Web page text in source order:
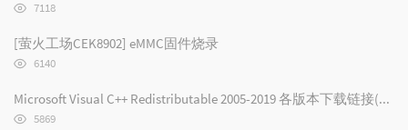
浏
次
数:
7118
[萤火工场CEK8902] eMMC固件烧录
浏
数:
6140
Microsoft Visual C++ Redistributable 2005-2019 各版本下载链接(2019/2017/2015/2013/2012/2010/2008/2005)
浏
5869